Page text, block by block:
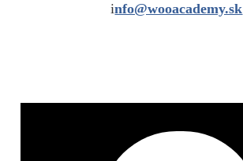
info@wooacademy.sk